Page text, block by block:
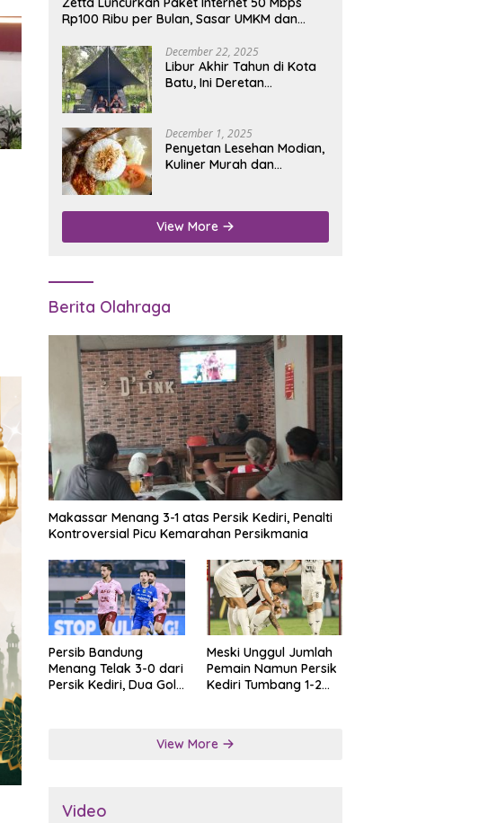
Rp100 Ribu per Bulan, Sasar UMKM dan
December 22, 2025
Libur Akhir Tahun di Kota
Batu, Ini Deretan
December 1, 2025
Penyetan Lesehan Modian,
Kuliner Murah dan
Nganjuk
View More
Berita Olahraga
Makassar Menang 3-1 atas Persik Kediri, Penalti
Kontroversial Picu Kemarahan Persikmania
Persib Bandung
Menang Telak 3-0 dari
Persik Kediri, Dua Gol
Meski Unggul Jumlah
Pemain Namun Persik
Kediri Tumbang 1-2
View More
Video